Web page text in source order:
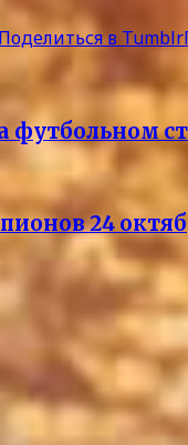
Поделиться в Tumblr
24